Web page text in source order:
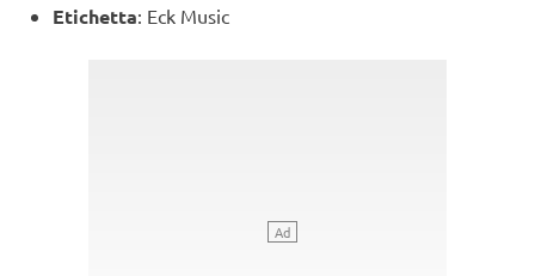
Etichetta: Eck Music